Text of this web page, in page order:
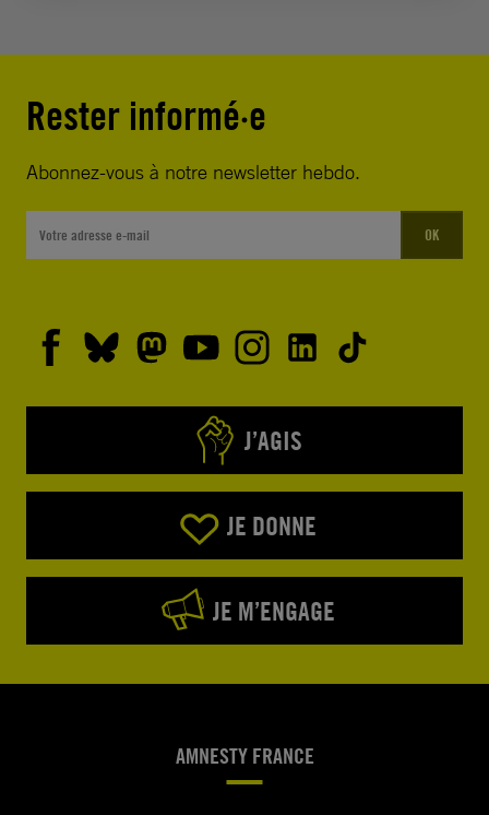
Rester informé·e
Abonnez-vous à notre newsletter hebdo.
OK
J’AGIS
JE DONNE
JE M’ENGAGE
AMNESTY FRANCE